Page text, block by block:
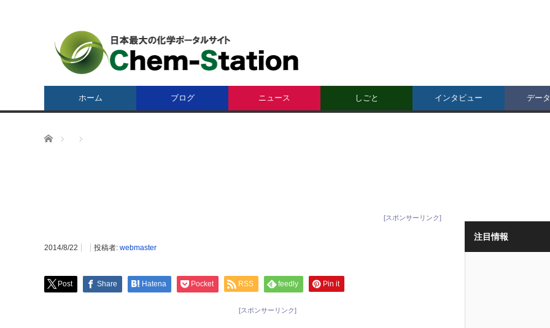
ホーム ブログ ニュース しごと インタビュー デー
ホーム
[スポンサーリンク]
2014/8/22 投稿者: webmaster
Post Share Hatena Pocket RSS feedly Pin it
[スポンサーリンク]
注目情報